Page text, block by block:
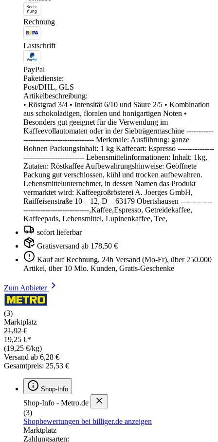
Rechnung
Lastschrift
PayPal
Paketdienste:
Post/DHL, GLS
Artikelbeschreibung:
• Röstgrad 3/4 • Intensität 6/10 und Säure 2/5 • Kombination
aus schokoladigen, floralen und honigartigen Noten •
Besonders gut geeignet für die Verwendung im
Kaffeevollautomaten oder in der Siebträgermaschine -----------
----------------------------- Merkmale: Ausführung: ganze
Bohnen Packungsinhalt: 1 kg Kaffeeart: Espresso ---------------
------------------------- Lebensmittelinformationen: Inhalt: 1kg,
Zutaten: Röstkaffee Aufbewahrungshinweise: Geöffnete
Packung gut verschlossen, kühl und trocken aufbewahren.
Lebensmittelunternehmer, in dessen Namen das Produkt
vermarktet wird: Kaffeegroßrösterei A. Joerges GmbH,
Raiffeisenstraße 10 – 12, D – 63179 Obertshausen -------------
---------------------------,Kaffee,Espresso, Getreidekaffee,
Kaffeepads, Lebensmittel, Lupinenkaffee, Tee,
sofort lieferbar
Gratisversand ab 178,50 €
Kauf auf Rechnung, 24h Versand (Mo-Fr), über 250.000
Artikel, über 10 Mio. Kunden, Gratis-Geschenke
Zum Anbieter
(3)
Marktplatz
21,92 €
19,25 €*
(19,25 €/kg)
Versand ab 6,28 €
Gesamtpreis: 25,53 €
Shop-Info
Shop-Info - Metro.de
(3)
Shopbewertungen bei billiger.de anzeigen
Marktplatz
Zahlungsarten: